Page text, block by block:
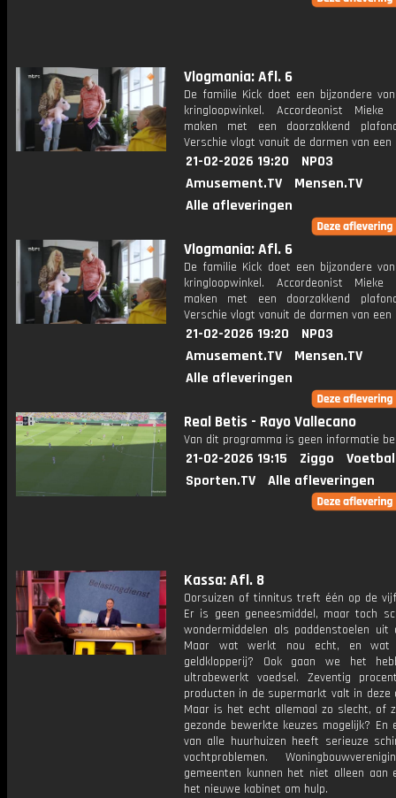
Vlogmania: Afl. 6
De familie Kick doet een bijzondere
kringloopwinkel. Accordeonist
maken met een doorzakkend
Verschie vlogt vanuit de darmen van
21-02-2026 19:20
NPO3
Amusement.TV
Mensen.TV
Alle afleveringen
Vlogmania: Afl. 6
De familie Kick doet een bijzondere
kringloopwinkel. Accordeonist
maken met een doorzakkend
Verschie vlogt vanuit de darmen van
21-02-2026 19:20
NPO3
Amusement.TV
Mensen.TV
Alle afleveringen
Real Betis - Rayo Vallecano
Van dit programma is geen informatie
21-02-2026 19:15 Ziggo
Sporten.TV
Alle afleveringen
Kassa: Afl. 8
Oorsuizen of tinnitus treft één op de
Er is geen geneesmiddel, maar toch
wondermiddelen als paddenstoelen uit
Maar wat werkt nou echt, en wat
geldklopperij? Ook gaan we het
ultrabewerkt voedsel. Zeventig
producten in de supermarkt valt in deze
Maar is het echt allemaal zo slecht, of
gezonde bewerkte keuzes mogelijk? En
van alle huurhuizen heeft serieuze
vochtproblemen.
gemeenten kunnen het niet alleen aan
het nieuwe kabinet om hulp.